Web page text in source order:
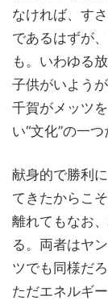
なければ、す
であるはずが
も。いわゆる
子供がいよう
千賀がメッツ
い“文化”の一つ
献身的で勝利
てきたからこ
離れてもなお
る。両者はヤ
ツでも同様だろ
ただエネルギ